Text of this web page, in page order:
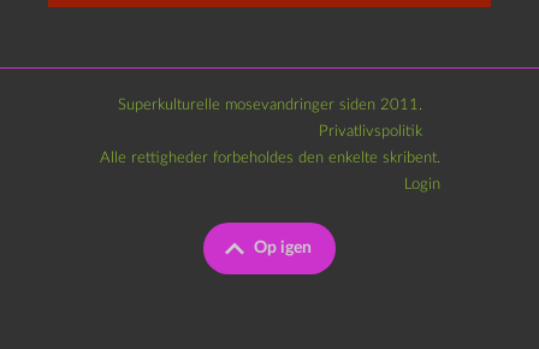
Superkulturelle mosevandringer siden 2011.
Privatlivspolitik
Op igen
Alle rettigheder forbeholdes den enkelte skribent.
Login